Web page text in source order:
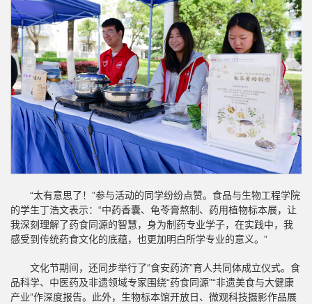
“太有意思了！”参与活动的同学纷纷点赞。食品与生物工程学院
的学生丁浩文表示：“中药香囊、龟苓膏熬制、药用植物标本展，让
我深刻理解了药食同源的智慧，身为制药专业学子，在实践中，我
感受到传统药食文化的底蕴，也更加明白所学专业的意义。”
文化节期间，还同步举行了“食安药济”育人共同体成立仪式。食
品科学、中医药及非遗领域专家围绕“药食同源”“非遗美食与大健康
产业”作深度报告。此外，生物标本馆开放日、微观科技摄影作品展